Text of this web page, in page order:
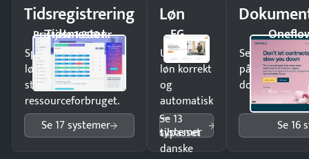
Tidsregistrering
Tidsmester
Pristjek: 1.200 kr
Spar tid på
lønberegning og få
styr på
ressourceforbruget.
Se 17 systemer
Løn
EG
Udbetal
løn korrekt
og
automatisk
—
tilpasset
danske
Se 13
systemer
Send
på minutter
dokumenter.
Se 16